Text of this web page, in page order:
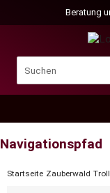
Beratung
Navigationspfad
Startseite Zauberwald